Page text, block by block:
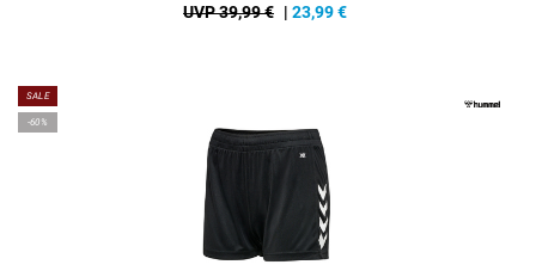
UVP 39,99 € | 23,99€
SALE
-60%